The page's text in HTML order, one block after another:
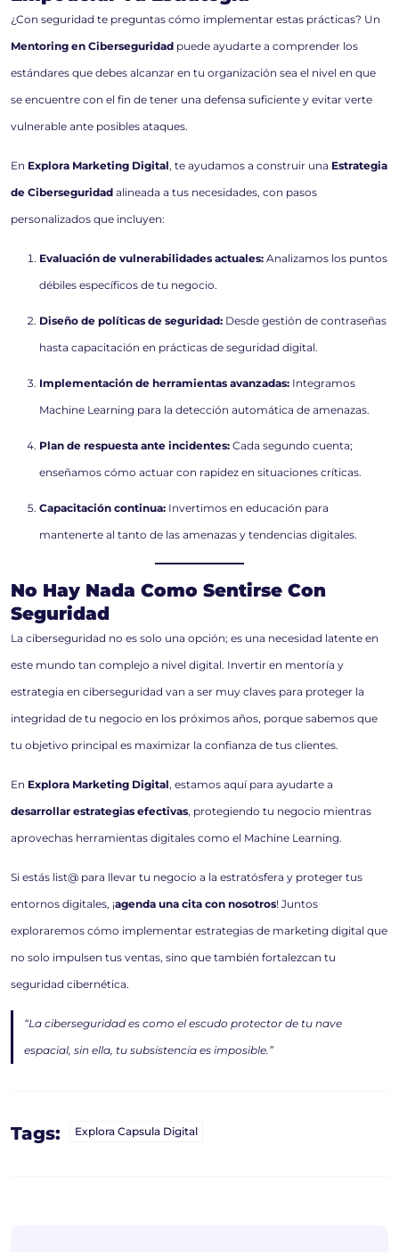
¿Con seguridad te preguntas cómo implementar estas prácticas? Un
Mentoring en Ciberseguridad puede ayudarte a comprender los
estándares que debes alcanzar en tu organización sea el nivel en que
se encuentre con el fin de tener una defensa suficiente y evitar verte
vulnerable ante posibles ataques.
En Explora Marketing Digital, te ayudamos a construir una Estrategia
de Ciberseguridad alineada a tus necesidades, con pasos
personalizados que incluyen:
Evaluación de vulnerabilidades actuales: Analizamos los puntos
débiles específicos de tu negocio.
Diseño de políticas de seguridad: Desde gestión de contraseñas
hasta capacitación en prácticas de seguridad digital.
Implementación de herramientas avanzadas: Integramos
Machine Learning para la detección automática de amenazas.
Plan de respuesta ante incidentes: Cada segundo cuenta;
enseñamos cómo actuar con rapidez en situaciones críticas.
Capacitación continua: Invertimos en educación para
mantenerte al tanto de las amenazas y tendencias digitales.
No Hay Nada Como Sentirse Con
Seguridad
La ciberseguridad no es solo una opción; es una necesidad latente en
este mundo tan complejo a nivel digital. Invertir en mentoría y
estrategia en ciberseguridad van a ser muy claves para proteger la
integridad de tu negocio en los próximos años, porque sabemos que
tu objetivo principal es maximizar la confianza de tus clientes.
En Explora Marketing Digital, estamos aquí para ayudarte a
desarrollar estrategias efectivas, protegiendo tu negocio mientras
aprovechas herramientas digitales como el Machine Learning.
Si estás list@ para llevar tu negocio a la estratósfera y proteger tus
entornos digitales, ¡agenda una cita con nosotros! Juntos
exploraremos cómo implementar estrategias de marketing digital que
no solo impulsen tus ventas, sino que también fortalezcan tu
seguridad cibernética.
“La ciberseguridad es como el escudo protector de tu nave
espacial, sin ella, tu subsistencia es imposible.”
Tags: Explora Capsula Digital